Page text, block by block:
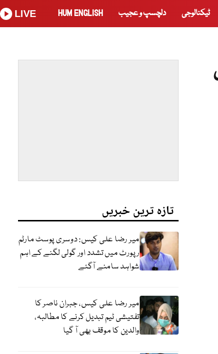
ٹیکنالوجی دلچسپ و عجیب HUM ENGLISH
LIVE
تازہ ترین خبریں
میر رضا علی کیس: دوسری پوسٹ مارٹم
رپورٹ میں تشدد اور گولی لگنے کے اہم
شواہد سامنے آگئے
میر رضا علی کیس، جبران ناصر کا
تفتیشی ٹیم تبدیل کرنے کا مطالبہ،
والدین کا موقف بھی آ گیا